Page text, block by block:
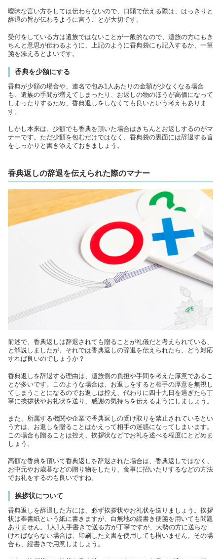
曖昧な言い方をしては伝わらないので、口頭で伝える際は、はっきりと
辞退の旨が伝わるように言うことが大切です。
受付をしている方は遺族ではないことが一般的なので、遺族の方にもき
ちんと意思が伝わるように、上記のように香典袋にも記入するか、一筆
箋を添えるとよいです。
香典を少額にする
香典が少額の場合や、連名で包み1人あたりの金額が少なくなる場合
も、遺族の手間が増えてしまったり、お返しの物のほうが高価になって
しまったりするため、香典返しをしなくても良いという考えもありま
す。
しかし本来は、少額でも香典を頂いた場合はきちんとお返しするのがマ
ナーです。ただ少額を包むだけではなく、香典袋の裏面には辞退する旨
をしっかりと書き添えておきましょう。
香典返しの辞退を伝えられた際のマナー
前述で、香典返しは辞退されても贈ることが礼儀だと考えられている、
と解説しましたが、それでは香典返しの辞退を伝えられたら、どう対応
すれば良いのでしょうか？
香典返しを辞退する理由は、遺族側の負担や手間を考えた厚意であるこ
とが多いです。このような場合は、お返しをすると相手の厚意を無視し
てしまうことになるのでお返しは控え、代わりに四十九日を過ぎたら丁
寧に挨拶状やお礼状を送り、感謝の気持ちを伝えるようにしましょう。
また、所属する機関や企業で香典返しの受け取りを禁止されているとい
う方は、お返しを贈ることはかえって相手の迷惑になってしまいます。
この場合も贈ることは控え、挨拶状などでお礼を述べる程度にとどめま
しょう。
高額な香典を頂いて香典返しを辞退された場合は、香典返しではなく、
お中元やお歳暮などの贈り物をしたり、食事に招いたりするなどの方法
でお礼をするのも良いですね。
挨拶状について
香典返しを辞退した方には、必ず挨拶状やお礼状を送りましょう。挨拶
状は奉書紙という紙に書きますが、白無地の縦書き便箋を用いても問題
ありません。1人1人手書きで送る方が丁寧ですが、大勢の方に送らな
ければならない場合は、印刷した文書を使用しても構いません。その場
合も、縦書きで用意しましょう。